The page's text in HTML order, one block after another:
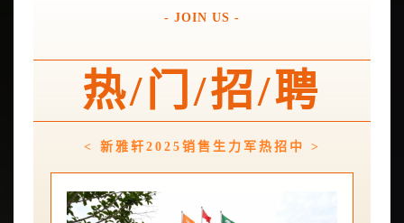
- JOIN US -
热/门/招/聘
< 新雅轩2025销售生力军热招中 >